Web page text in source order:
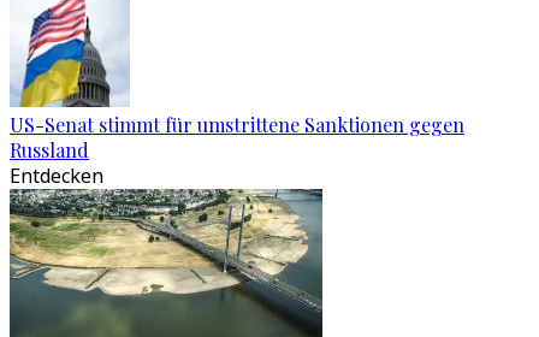
US-Senat stimmt für umstrittene Sanktionen gegen
Russland
Entdecken